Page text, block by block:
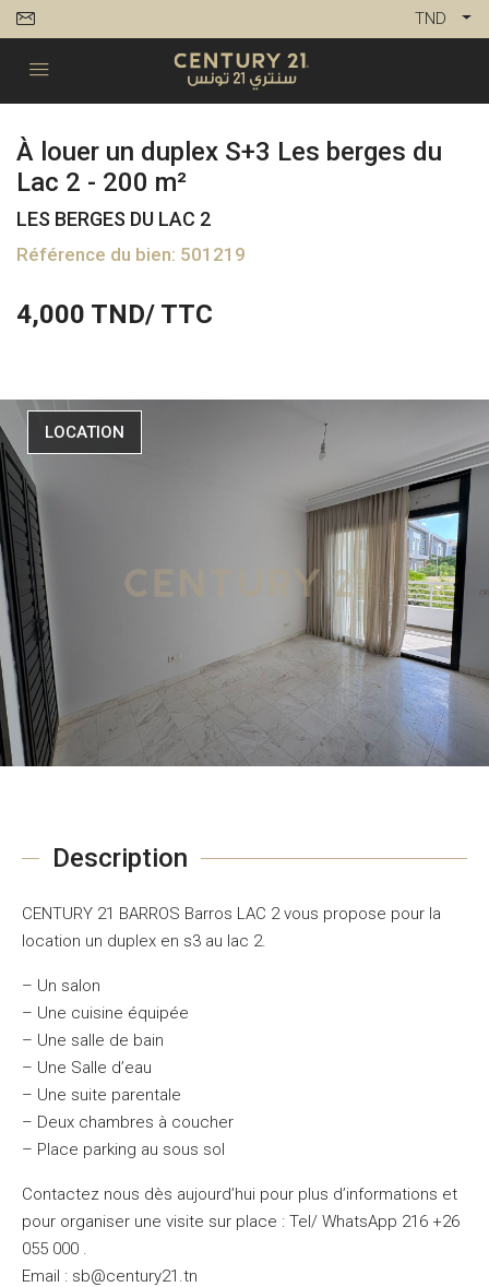
TND
À louer un duplex S+3 Les berges du
Lac 2 - 200 m²
LES BERGES DU LAC 2
Référence du bien: 501219
4,000 TND/ TTC
LOCATION
Description
CENTURY 21 BARROS Barros LAC 2 vous propose pour la
location un duplex en s3 au lac 2.
– Un salon
– Une cuisine équipée
– Une salle de bain
– Une Salle d’eau
– Une suite parentale
– Deux chambres à coucher
– Place parking au sous sol
Contactez nous dès aujourd’hui pour plus d’informations et
pour organiser une visite sur place : Tel/ WhatsApp 216 +26
055 000 .
Email : sb@century21.tn